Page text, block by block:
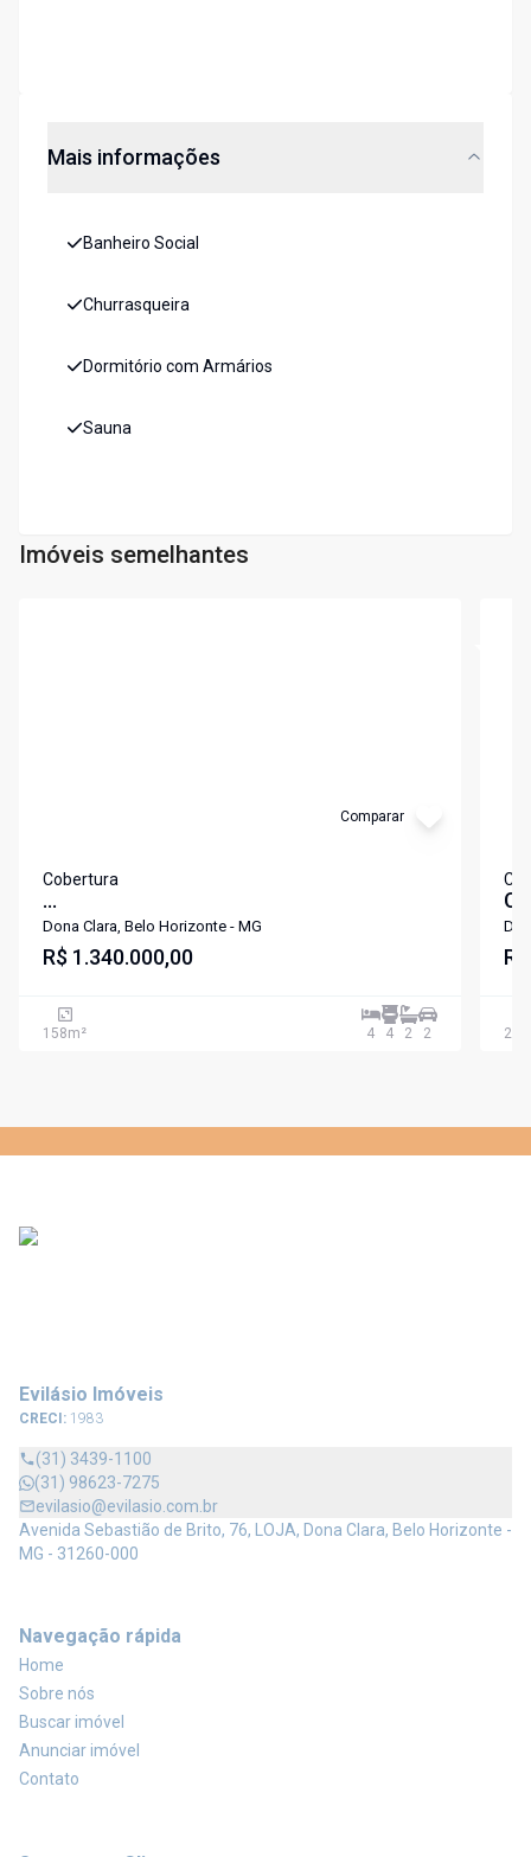
Mais informações
Banheiro Social
Churrasqueira
Dormitório com Armários
Sauna
Imóveis semelhantes
Comparar
Cobertura
...
Dona Clara, Belo Horizonte - MG
R$ 1.340.000,00
158m² 4 4 2 2 220
Evilásio Imóveis
CRECI: 1983
(31) 3439-1100
(31) 98623-7275
evilasio@evilasio.com.br
Avenida Sebastião de Brito, 76, LOJA, Dona Clara, Belo Horizonte -
MG - 31260-000
Navegação rápida
Home
Sobre nós
Buscar imóvel
Anunciar imóvel
Contato